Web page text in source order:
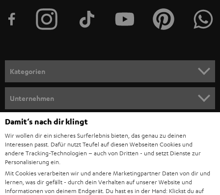
e
n
m
e
l
d
u
n
g
Kategorien
HEIMKINO-KOMPLETTANLAGEN
SOUNDBAR
HIFI-LAUTSPRECHER
SMART HOME
Unternehmen
SUPPORT
KARRIERE
PRESSE & MARKETING
GESCHÄFTSKUNDEN
Teufel Onlineshops
DEUTSCHLAND
ÖSTERREICH
Damit‘s nach dir klingt
Wir wollen dir ein sicheres Surferlebnis bieten, das genau zu deinen
Interessen passt. Dafür nutzt Teufel auf diesen Webseiten Cookies und
andere Tracking-Technologien – auch von Dritten - und setzt Dienste zur
Personalisierung ein.
Mit Cookies verarbeiten wir und andere Marketingpartner Daten von dir und
lernen, was dir gefällt - durch dein Verhalten auf unserer Website und
Informationen von deinem Endgerät. Du hast es in der Hand: Klickst du auf